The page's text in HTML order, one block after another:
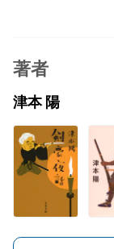
著者
津本 陽